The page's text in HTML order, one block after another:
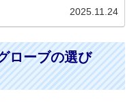
2025.11.24
ローブの選び